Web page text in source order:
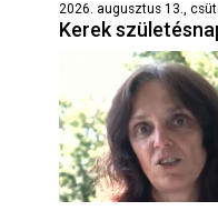
2026. augusztus 13.,
Kerek